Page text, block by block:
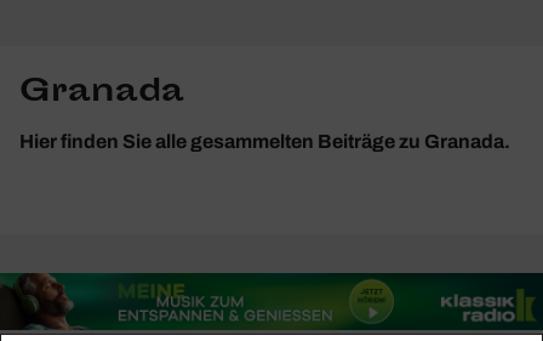
Granada
Hier finden Sie alle gesammelten Beiträge zu Granada.